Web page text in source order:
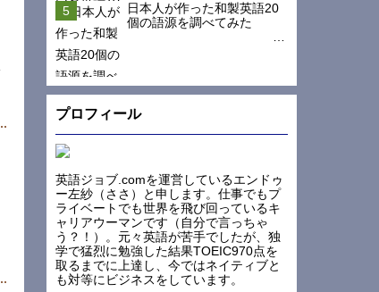
日本人が作った和製英語20
個の語源を調べてみた
プロフィール
英語ジョブ.comを運営しているエンドゥ
ー左紗（ささ）と申します。仕事でもプ
ライベートでも世界を飛び回っているキ
ャリアウーマンです（自分で言っちゃ
う？！）。元々英語が苦手でしたが、独
学で猛烈に勉強した結果TOEIC970点を
取るまでに上達し、今ではネイティブと
も対等にビジネスをしています。